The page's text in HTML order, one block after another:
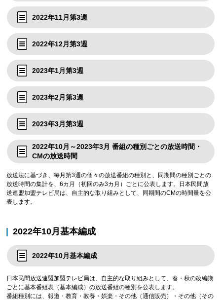
2022年11月第3週
2022年12月第3週
2023年1月第3週
2023年2月第3週
2023年3月第3週
2022年10月～2023年3月 番組の種別ごとの放送時間・
CMの放送時間
放送法に基づき、毎月第3週の個々の放送番組の種別と、同期間の種別ごとの
放送時間の集計を、6カ月（初回のみ3カ月）ごとに公表します。日本民間放
送連盟加盟テレビ局は、自主的な取り組みとして、同期間のCMの時間量を公
表します。
2022年10月基本編成
2022年10月基本編成
日本民間放送連盟加盟テレビ局は、自主的な取り組みとして、春・秋の改編期
ごとに基本番組表（基本編成）の放送番組の種別を公表します。
番組種別には、報道・教育・教養・娯楽・その他（通信販売）・その他（その